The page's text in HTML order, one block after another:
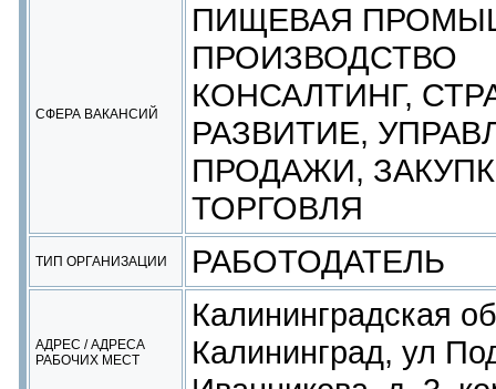
СФЕРА ВАКАНСИЙ
ПИЩЕВАЯ
ПРОИЗВОДСТВО
КОНСАЛТИНГ,
РАЗВИТИЕ,
ПРОДАЖИ,
ТОРГОВЛЯ
ТИП ОРГАНИЗАЦИИ РАБОТОДАТЕЛЬ
АДРЕС / АДРЕСА
РАБОЧИХ МЕСТ
Калининградская
Калининград, ул